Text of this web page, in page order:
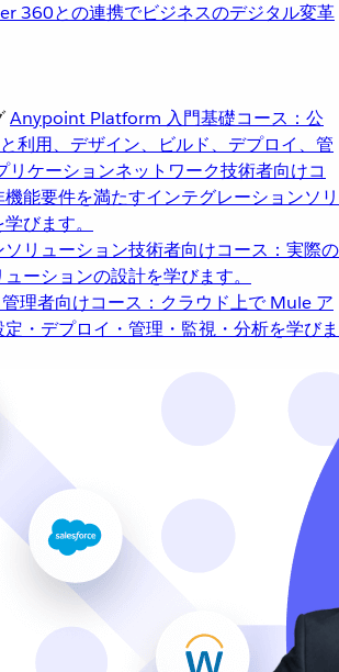
360との連携でビジネスのデジタル変革
Anypoint Platform 入門基礎コース：公
利用、デザイン、ビルド、デプロイ、管
リケーションネットワーク技術者向けコ
能要件を満たすインテグレーションソリ
びます。
リューション技術者向けコース：実際の
ーションの設計を学びます。
理者向けコース：クラウド上で Mule ア
・デプロイ・管理・監視・分析を学びま